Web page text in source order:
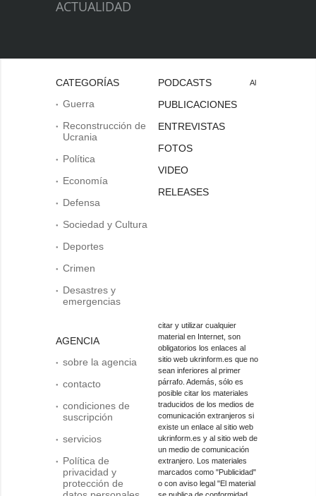
ACTUALIDAD
CATEGORÍAS
Guerra
Reconstrucción de
Ucrania
Política
Economía
Defensa
Sociedad y Cultura
Deportes
Crimen
Desastres y
emergencias
AGENCIA
sobre la agencia
contacto
condiciones de
suscripción
servicios
Política de
privacidad y
protección de
PODCASTS
PUBLICACIONES
ENTREVISTAS
FOTOS
VIDEO
RELEASES
Al
citar y utilizar cualquier
material en Internet, son
obligatorios los enlaces al
sitio web ukrinform.es que no
sean inferiores al primer
párrafo. Además, sólo es
posible citar los materiales
traducidos de los medios de
comunicación extranjeros si
existe un enlace al sitio web
ukrinform.es y al sitio web de
un medio de comunicación
extranjero. Los materiales
marcados como "Publicidad"
o con aviso legal "El material